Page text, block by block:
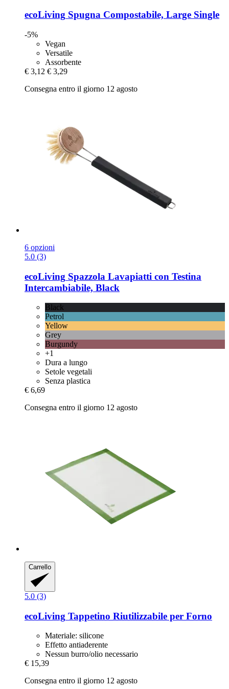
ecoLiving Spugna Compostabile, Large Single
-5%
Vegan
Versatile
Assorbente
€ 3,12 € 3,29
Consegna entro il giorno 12 agosto
6 opzioni
5.0 (3)
ecoLiving Spazzola Lavapiatti con Testina
Intercambiabile, Black
Black
Petrol
Yellow
Grey
Burgundy
+1
Dura a lungo
Setole vegetali
Senza plastica
€ 6,69
Consegna entro il giorno 12 agosto
Carrello
5.0 (3)
ecoLiving Tappetino Riutilizzabile per Forno
Materiale: silicone
Effetto antiaderente
Nessun burro/olio necessario
€ 15,39
Consegna entro il giorno 12 agosto